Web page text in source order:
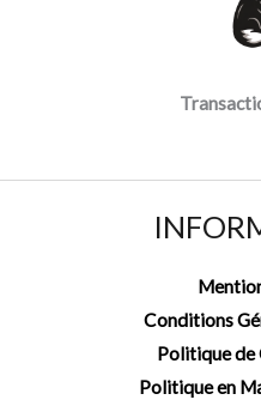
Conditions
Politique
Politique en